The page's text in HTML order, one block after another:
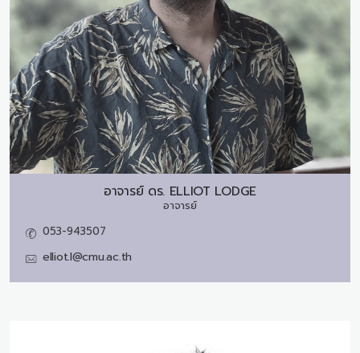
อาจารย์ ดร. ELLIOT LODGE
อาจารย์
053-943507
elliot.l@cmu.ac.th